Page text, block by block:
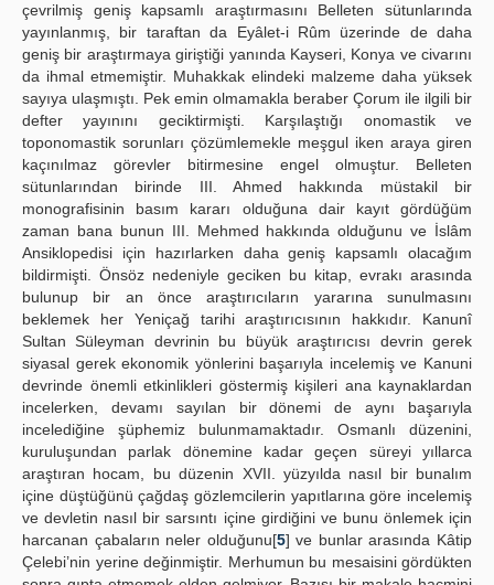
çevrilmiş geniş kapsamlı araştırmasını Belleten sütunlarında
yayınlanmış, bir taraftan da Eyâlet-i Rûm üzerinde de daha
geniş bir araştırmaya giriştiği yanında Kayseri, Konya ve civarını
da ihmal etmemiştir. Muhakkak elindeki malzeme daha yüksek
sayıya ulaşmıştı. Pek emin olmamakla beraber Çorum ile ilgili bir
defter yayınını geciktirmişti. Karşılaştığı onomastik ve
toponomastik sorunları çözümlemekle meşgul iken araya giren
kaçınılmaz görevler bitirmesine engel olmuştur. Belleten
sütunlarından birinde III. Ahmed hakkında müstakil bir
monografisinin basım kararı olduğuna dair kayıt gördüğüm
zaman bana bunun III. Mehmed hakkında olduğunu ve İslâm
Ansiklopedisi için hazırlarken daha geniş kapsamlı olacağım
bildirmişti. Önsöz nedeniyle geciken bu kitap, evrakı arasında
bulunup bir an önce araştırıcıların yararına sunulmasını
beklemek her Yeniçağ tarihi araştırıcısının hakkıdır. Kanunî
Sultan Süleyman devrinin bu büyük araştırıcısı devrin gerek
siyasal gerek ekonomik yönlerini başarıyla incelemiş ve Kanuni
devrinde önemli etkinlikleri göstermiş kişileri ana kaynaklardan
incelerken, devamı sayılan bir dönemi de aynı başarıyla
incelediğine şüphemiz bulunmamaktadır. Osmanlı düzenini,
kuruluşundan parlak dönemine kadar geçen süreyi yıllarca
araştıran hocam, bu düzenin XVII. yüzyılda nasıl bir bunalım
içine düştüğünü çağdaş gözlemcilerin yapıtlarına göre incelemiş
ve devletin nasıl bir sarsıntı içine girdiğini ve bunu önlemek için
harcanan çabaların neler olduğunu[5] ve bunlar arasında Kâtip
Çelebi’nin yerine değinmiştir. Merhumun bu mesaisini gördükten